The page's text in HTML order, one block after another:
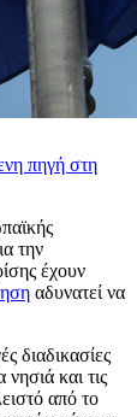
πηγή στη
την
έχουν
αδυνατεί να
διαδικασίες
και τις
από το